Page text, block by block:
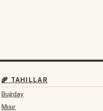
🌾 TAHILLAR
Buğday
Mısır